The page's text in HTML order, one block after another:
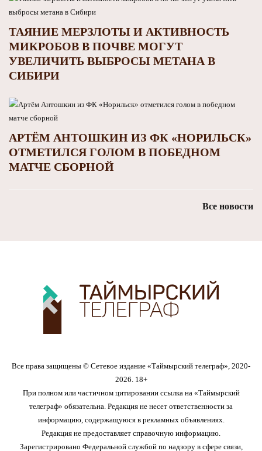
ТАЯНИЕ МЕРЗЛОТЫ И АКТИВНОСТЬ
МИКРОБОВ В ПОЧВЕ МОГУТ
УВЕЛИЧИТЬ ВЫБРОСЫ МЕТАНА В
СИБИРИ
АРТЁМ АНТОШКИН ИЗ ФК «НОРИЛЬСК»
ОТМЕТИЛСЯ ГОЛОМ В ПОБЕДНОМ
МАТЧЕ СБОРНОЙ
Все новости
Все права защищены © Сетевое издание «Таймырский телеграф», 2020-
2026. 18+
При полном или частичном цитировании ссылка на «Таймырский
телеграф» обязательна. Редакция не несет ответственности за
информацию, содержащуюся в рекламных объявлениях.
Редакция не предоставляет справочную информацию.
Зарегистрировано Федеральной службой по надзору в сфере связи,